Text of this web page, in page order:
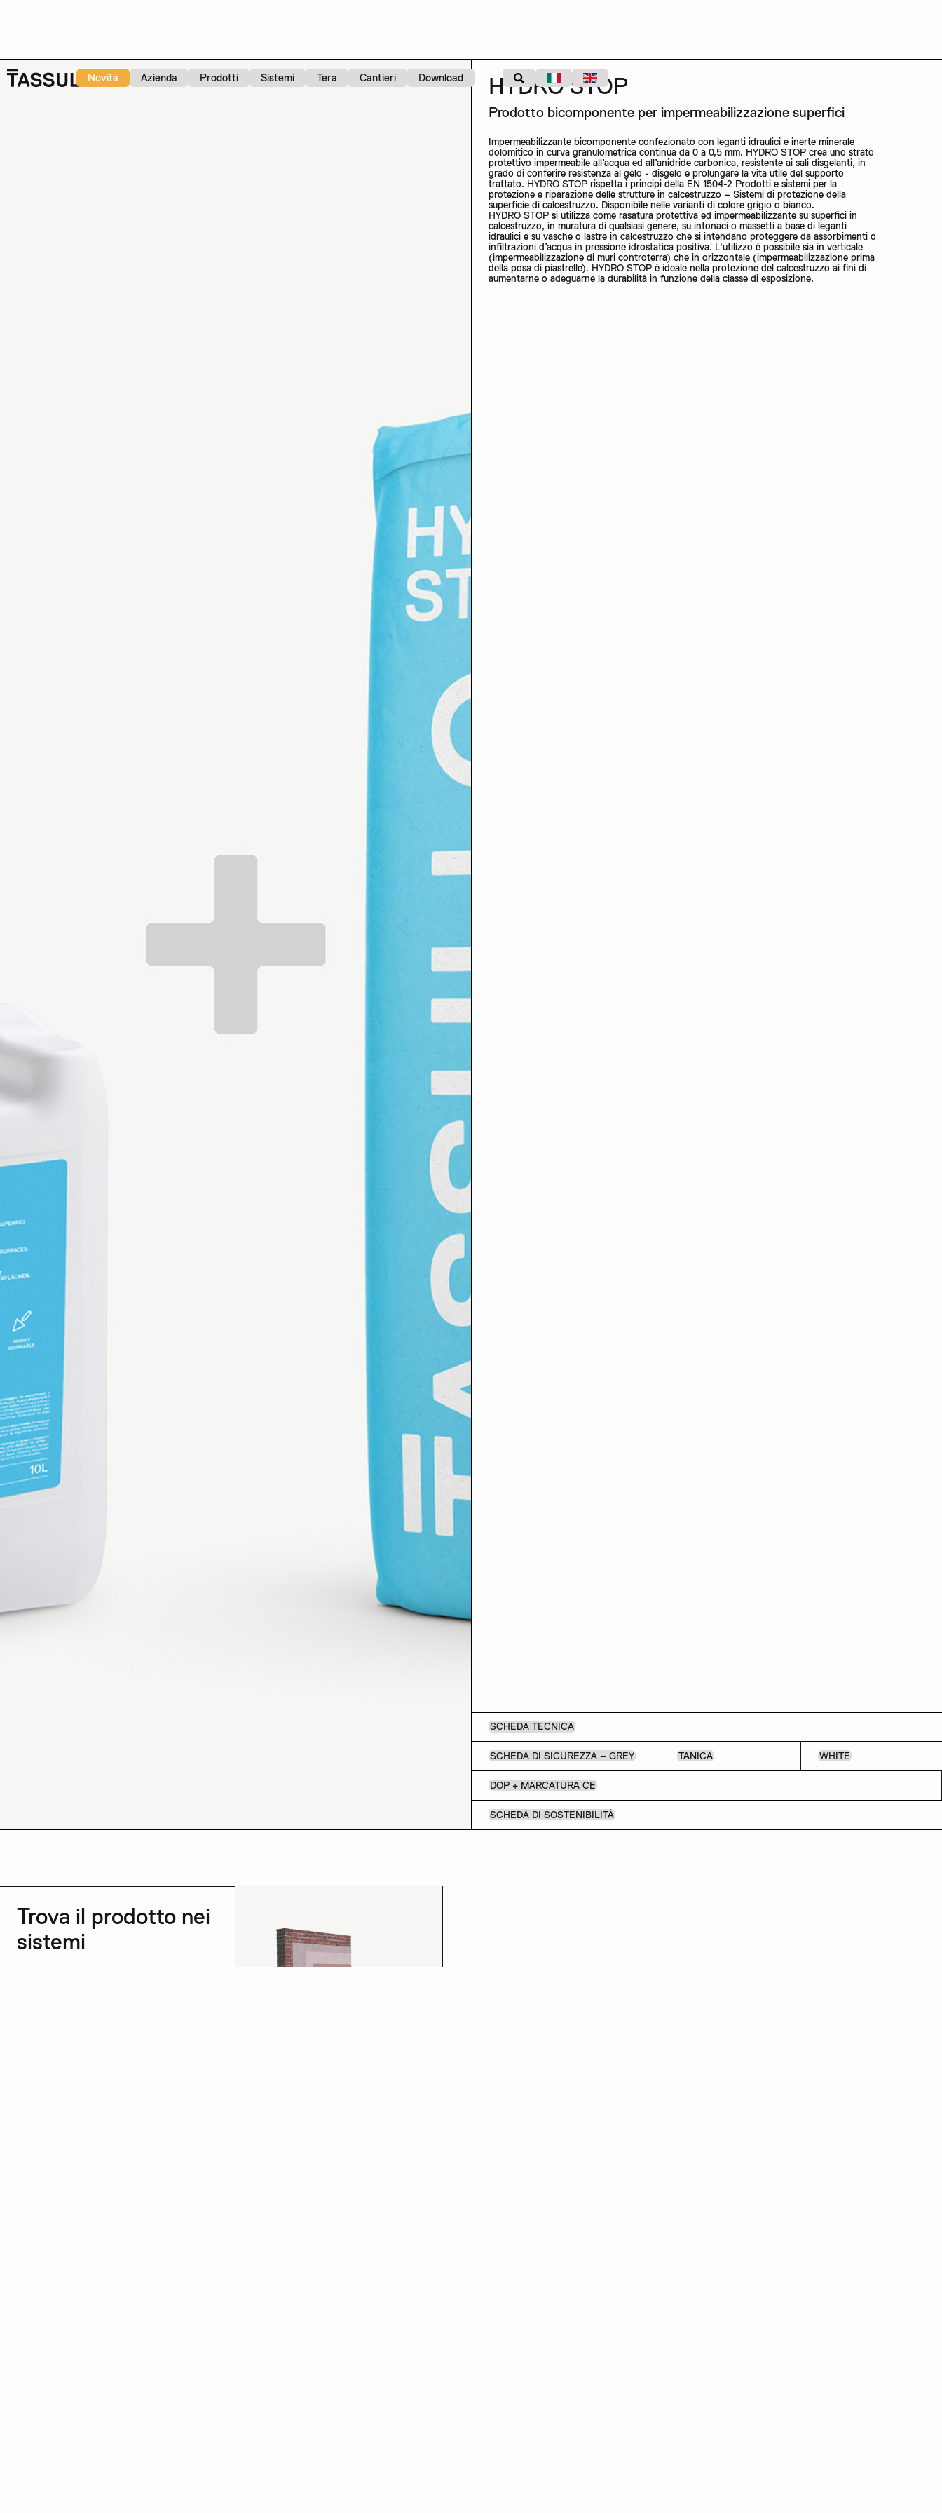
Novità Azienda Prodotti Sistemi Tera Cantieri Download HYDRO STOP
Prodotto bicomponente per impermeabilizzazione superfici
Impermeabilizzante bicomponente confezionato con leganti idraulici e inerte minerale
dolomitico in curva granulometrica continua da 0 a 0,5 mm. HYDRO STOP crea uno strato
protettivo impermeabile all’acqua ed all’anidride carbonica, resistente ai sali disgelanti, in
grado di conferire resistenza al gelo - disgelo e prolungare la vita utile del supporto
trattato. HYDRO STOP rispetta i principi della EN 1504-2 Prodotti e sistemi per la
protezione e riparazione delle strutture in calcestruzzo – Sistemi di protezione della
superficie di calcestruzzo. Disponibile nelle varianti di colore grigio o bianco.
HYDRO STOP si utilizza come rasatura protettiva ed impermeabilizzante su superfici in
calcestruzzo, in muratura di qualsiasi genere, su intonaci o massetti a base di leganti
idraulici e su vasche o lastre in calcestruzzo che si intendano proteggere da assorbimenti o
infiltrazioni d’acqua in pressione idrostatica positiva. L'utilizzo è possibile sia in verticale
(impermeabilizzazione di muri controterra) che in orizzontale (impermeabilizzazione prima
della posa di piastrelle). HYDRO STOP è ideale nella protezione del calcestruzzo ai fini di
aumentarne o adeguarne la durabilità in funzione della classe di esposizione.
SCHEDA TECNICA
SCHEDA DI SICUREZZA – GREY TANICA WHITE
DOP + MARCATURA CE
SCHEDA DI SOSTENIBILITÀ
Trova il prodotto nei
sistemi